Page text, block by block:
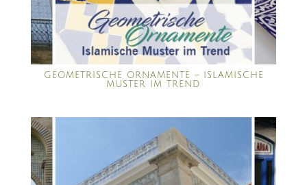
GEOMETRISCHE ORNAMENTE – ISLAMISCHE
MUSTER IM TREND